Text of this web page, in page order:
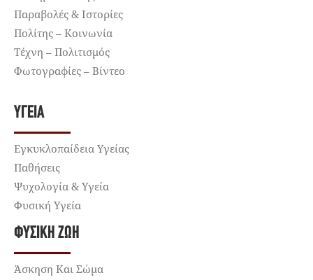
Παραβολές & Ιστορίες
Πολίτης – Κοινωνία
Τέχνη – Πολιτισμός
Φωτογραφίες – Βίντεο
ΥΓΕΊΑ
Εγκυκλοπαίδεια Υγείας
Παθήσεις
Ψυχολογία & Υγεία
Φυσική Υγεία
ΦΥΣΙΚΉ ΖΩΉ
Άσκηση Και Σώμα